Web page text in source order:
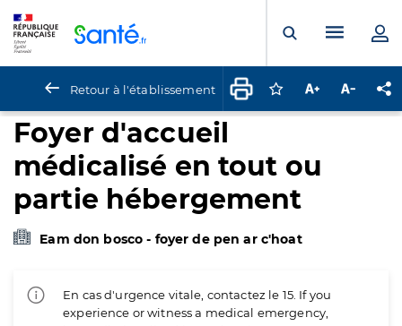
Ouvrir laMenu
Retour à l'établissement Connectez-vous
Augmenter la
Foyer d'accueil
médicalisé en tout ou
partie hébergement
Eam don bosco - foyer de pen ar c'hoat
En cas d'urgence vitale, contactez le 15. If you
experience or witness a medical emergency,